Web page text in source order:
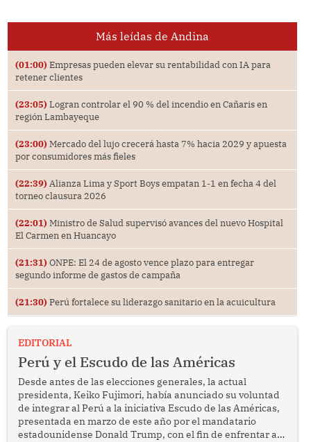
Más leídas de Andina
(01:00) Empresas pueden elevar su rentabilidad con IA para
retener clientes
(23:05) Logran controlar el 90 % del incendio en Cañaris en
región Lambayeque
(23:00) Mercado del lujo crecerá hasta 7% hacia 2029 y apuesta
por consumidores más fieles
(22:39) Alianza Lima y Sport Boys empatan 1-1 en fecha 4 del
torneo clausura 2026
(22:01) Ministro de Salud supervisó avances del nuevo Hospital
El Carmen en Huancayo
(21:31) ONPE: El 24 de agosto vence plazo para entregar
segundo informe de gastos de campaña
(21:30) Perú fortalece su liderazgo sanitario en la acuicultura
EDITORIAL
Perú y el Escudo de las Américas
Desde antes de las elecciones generales, la actual
presidenta, Keiko Fujimori, había anunciado su voluntad
de integrar al Perú a la iniciativa Escudo de las Américas,
presentada en marzo de este año por el mandatario
estadounidense Donald Trump, con el fin de enfrentar al